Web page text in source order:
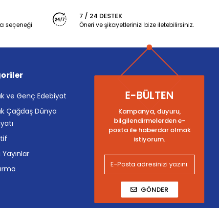
seçeneği
7 / 24 DESTEK
Öneri ve şikayetlerinizi bize iletebilirsiniz.
ve Genç Edebiyat
Çağdaş Dünya
Yayınlar
E-BÜLTEN
Kampanya, duyuru,
bilgilendirmelerden e-
posta ile haberdar olmak
istiyorum.
GÖNDER